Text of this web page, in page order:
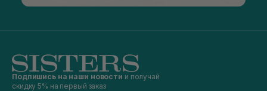
Подпишись на наши новости и получай
скидку 5% на первый заказ